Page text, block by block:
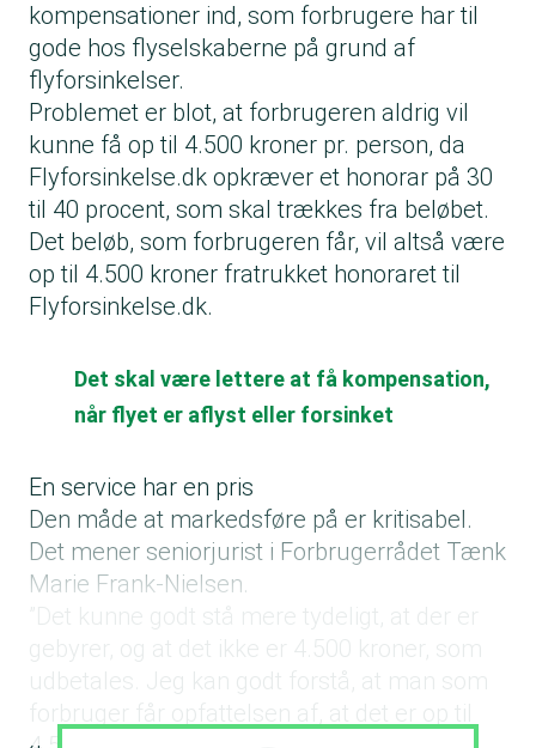
kompensationer ind, som forbrugere har til
gode hos flyselskaberne på grund af
flyforsinkelser.
Problemet er blot, at forbrugeren aldrig vil
kunne få op til 4.500 kroner pr. person, da
Flyforsinkelse.dk opkræver et honorar på 30
til 40 procent, som skal trækkes fra beløbet.
Det beløb, som forbrugeren får, vil altså være
op til 4.500 kroner fratrukket honoraret til
Flyforsinkelse.dk.
Det skal være lettere at få kompensation,
når flyet er aflyst eller forsinket
En service har en pris
Den måde at markedsføre på er kritisabel.
Det mener seniorjurist i Forbrugerrådet Tænk
Marie Frank-Nielsen.
gebyrer, og at det ikke er 4.500 kroner, som
udbetales. Jeg kan godt forstå, at man som
forbruger får opfattelsen af, at det er op til